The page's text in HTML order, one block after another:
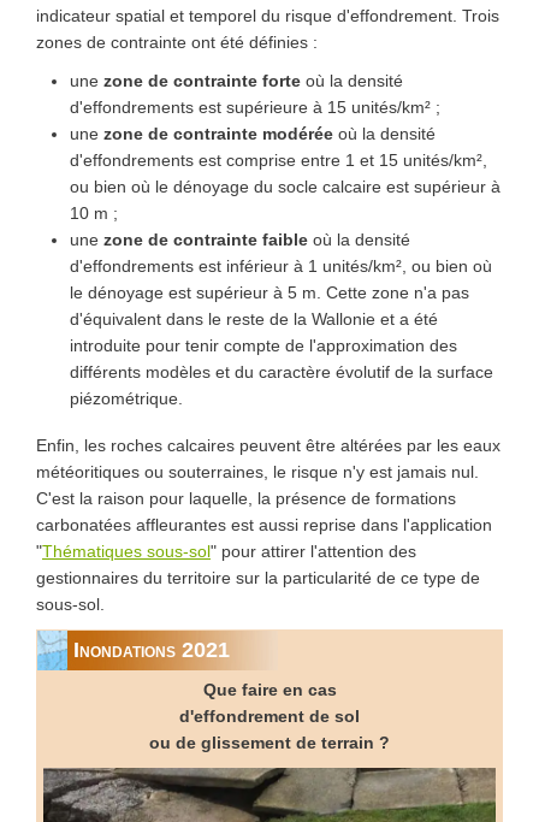
indicateur spatial et temporel du risque d'effondrement. Trois
zones de contrainte ont été définies :
une zone de contrainte forte où la densité
d'effondrements est supérieure à 15 unités/km² ;
une zone de contrainte modérée où la densité
d'effondrements est comprise entre 1 et 15 unités/km²,
ou bien où le dénoyage du socle calcaire est supérieur à
10 m ;
une zone de contrainte faible où la densité
d'effondrements est inférieur à 1 unités/km², ou bien où
le dénoyage est supérieur à 5 m. Cette zone n'a pas
d'équivalent dans le reste de la Wallonie et a été
introduite pour tenir compte de l'approximation des
différents modèles et du caractère évolutif de la surface
piézométrique.
Enfin, les roches calcaires peuvent être altérées par les eaux
météoritiques ou souterraines, le risque n'y est jamais nul.
C'est la raison pour laquelle, la présence de formations
carbonatées affleurantes est aussi reprise dans l'application
"Thématiques sous-sol" pour attirer l'attention des
gestionnaires du territoire sur la particularité de ce type de
sous-sol.
Inondations 2021
Que faire en cas
d'effondrement de sol
ou de glissement de terrain ?